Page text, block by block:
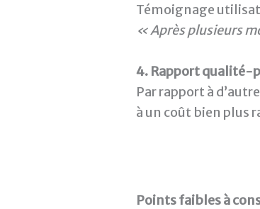
Témoignage
« Après plusieurs
4. Rapport qualité-
Par rapport à
à un coût bien plus
Points faibles à